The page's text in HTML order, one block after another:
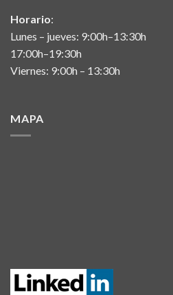
Horario:
Lunes – jueves: 9:00h–13:30h
17:00h–19:30h
Viernes: 9:00h – 13:30h
MAPA